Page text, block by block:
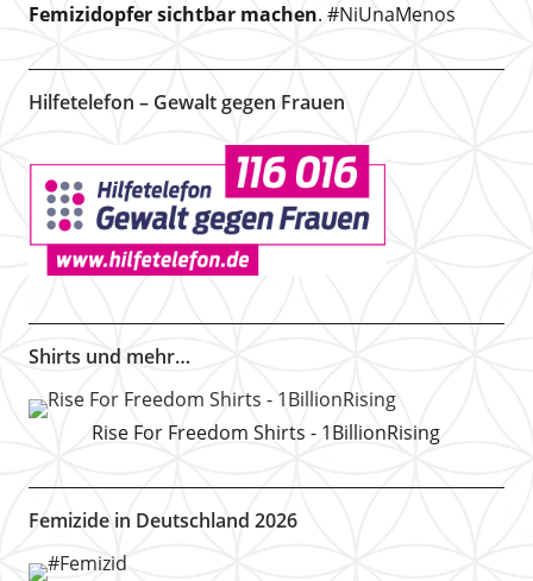
Femizidopfer sichtbar machen. #NiUnaMenos
Hilfetelefon – Gewalt gegen Frauen
Shirts und mehr…
Rise For Freedom Shirts - 1BillionRising
Femizide in Deutschland 2026